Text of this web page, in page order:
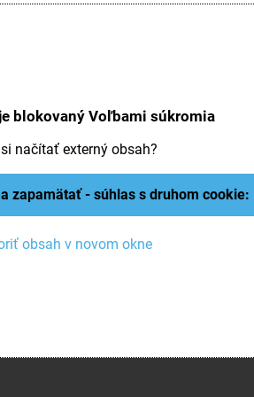
blokovaný Voľbami súkromia
načítať externý obsah?
zapamätať - súhlas s druhom cookie:
obsah v novom okne